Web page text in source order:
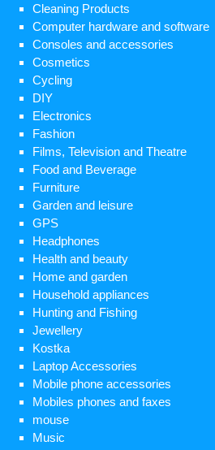
Cleaning Products
Computer hardware and software
Consoles and accessories
Cosmetics
Cycling
DIY
Electronics
Fashion
Films, Television and Theatre
Food and Beverage
Furniture
Garden and leisure
GPS
Headphones
Health and beauty
Home and garden
Household appliances
Hunting and Fishing
Jewellery
Kostka
Laptop Accessories
Mobile phone accessories
Mobiles phones and faxes
mouse
Music